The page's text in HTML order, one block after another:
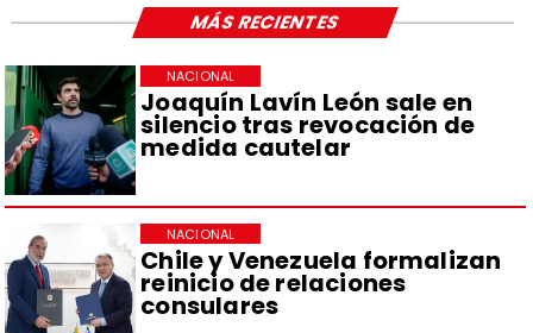
Joaquín Lavín León sale en
silencio tras revocación de
medida cautelar
NACIONAL
Chile y Venezuela formalizan
reinicio de relaciones
consulares
NACIONAL
MÁS RECIENTES